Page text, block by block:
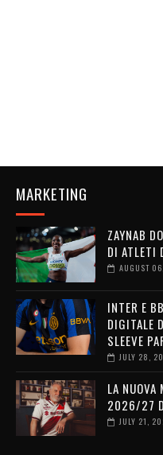
MARKETING
ZAYNAB
DI ATLETI
AUGUST
INTER E
DIGITALE
SLEEVE
JULY 28,
LA NUOVA
2026/27
JULY 21,